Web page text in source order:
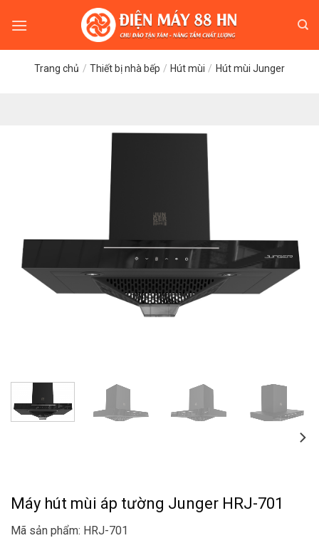
Trang chủ / Thiết bị nhà bếp / Hút mùi / Hút mùi Junger
Máy hút mùi áp tường Junger HRJ-701
Mã sản phẩm: HRJ-701